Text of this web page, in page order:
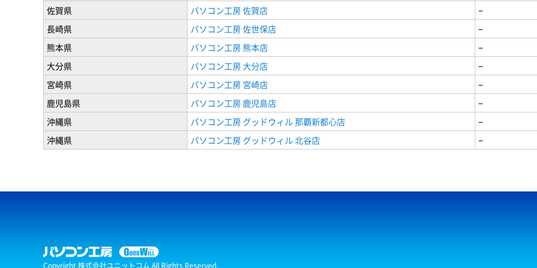
佐賀県
パソコン工房 佐賀店
−
長崎県
パソコン工房 佐世保店
−
熊本県
パソコン工房 熊本店
−
大分県
パソコン工房 大分店
−
宮崎県
パソコン工房 宮崎店
−
鹿児島県
パソコン工房 鹿児島店
−
沖縄県
パソコン工房 グッドウィル 那覇新都心店
−
沖縄県
パソコン工房 グッドウィル 北谷店 −
Copyright 株式会社ユニットコム All Rights Reserved.